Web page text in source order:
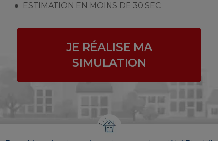
ESTIMATION EN MOINS DE 30 SEC
JE RÉALISE MA
SIMULATION